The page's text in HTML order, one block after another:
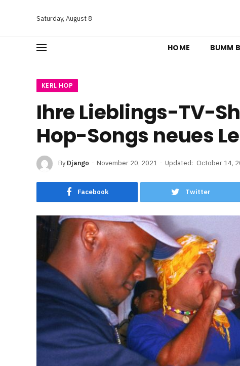
Saturday, August 8
HOME BUMM
KERL HOP
Ihre Lieblings-TV-
Hop-Songs neues
By Django November 20, 2021 Updated: October 14,
Facebook Twitter